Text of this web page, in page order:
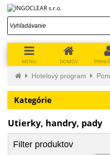
MENU DOMOV
Hotelový program
Kategórie
Utierky, handry, pady
Filter produktov